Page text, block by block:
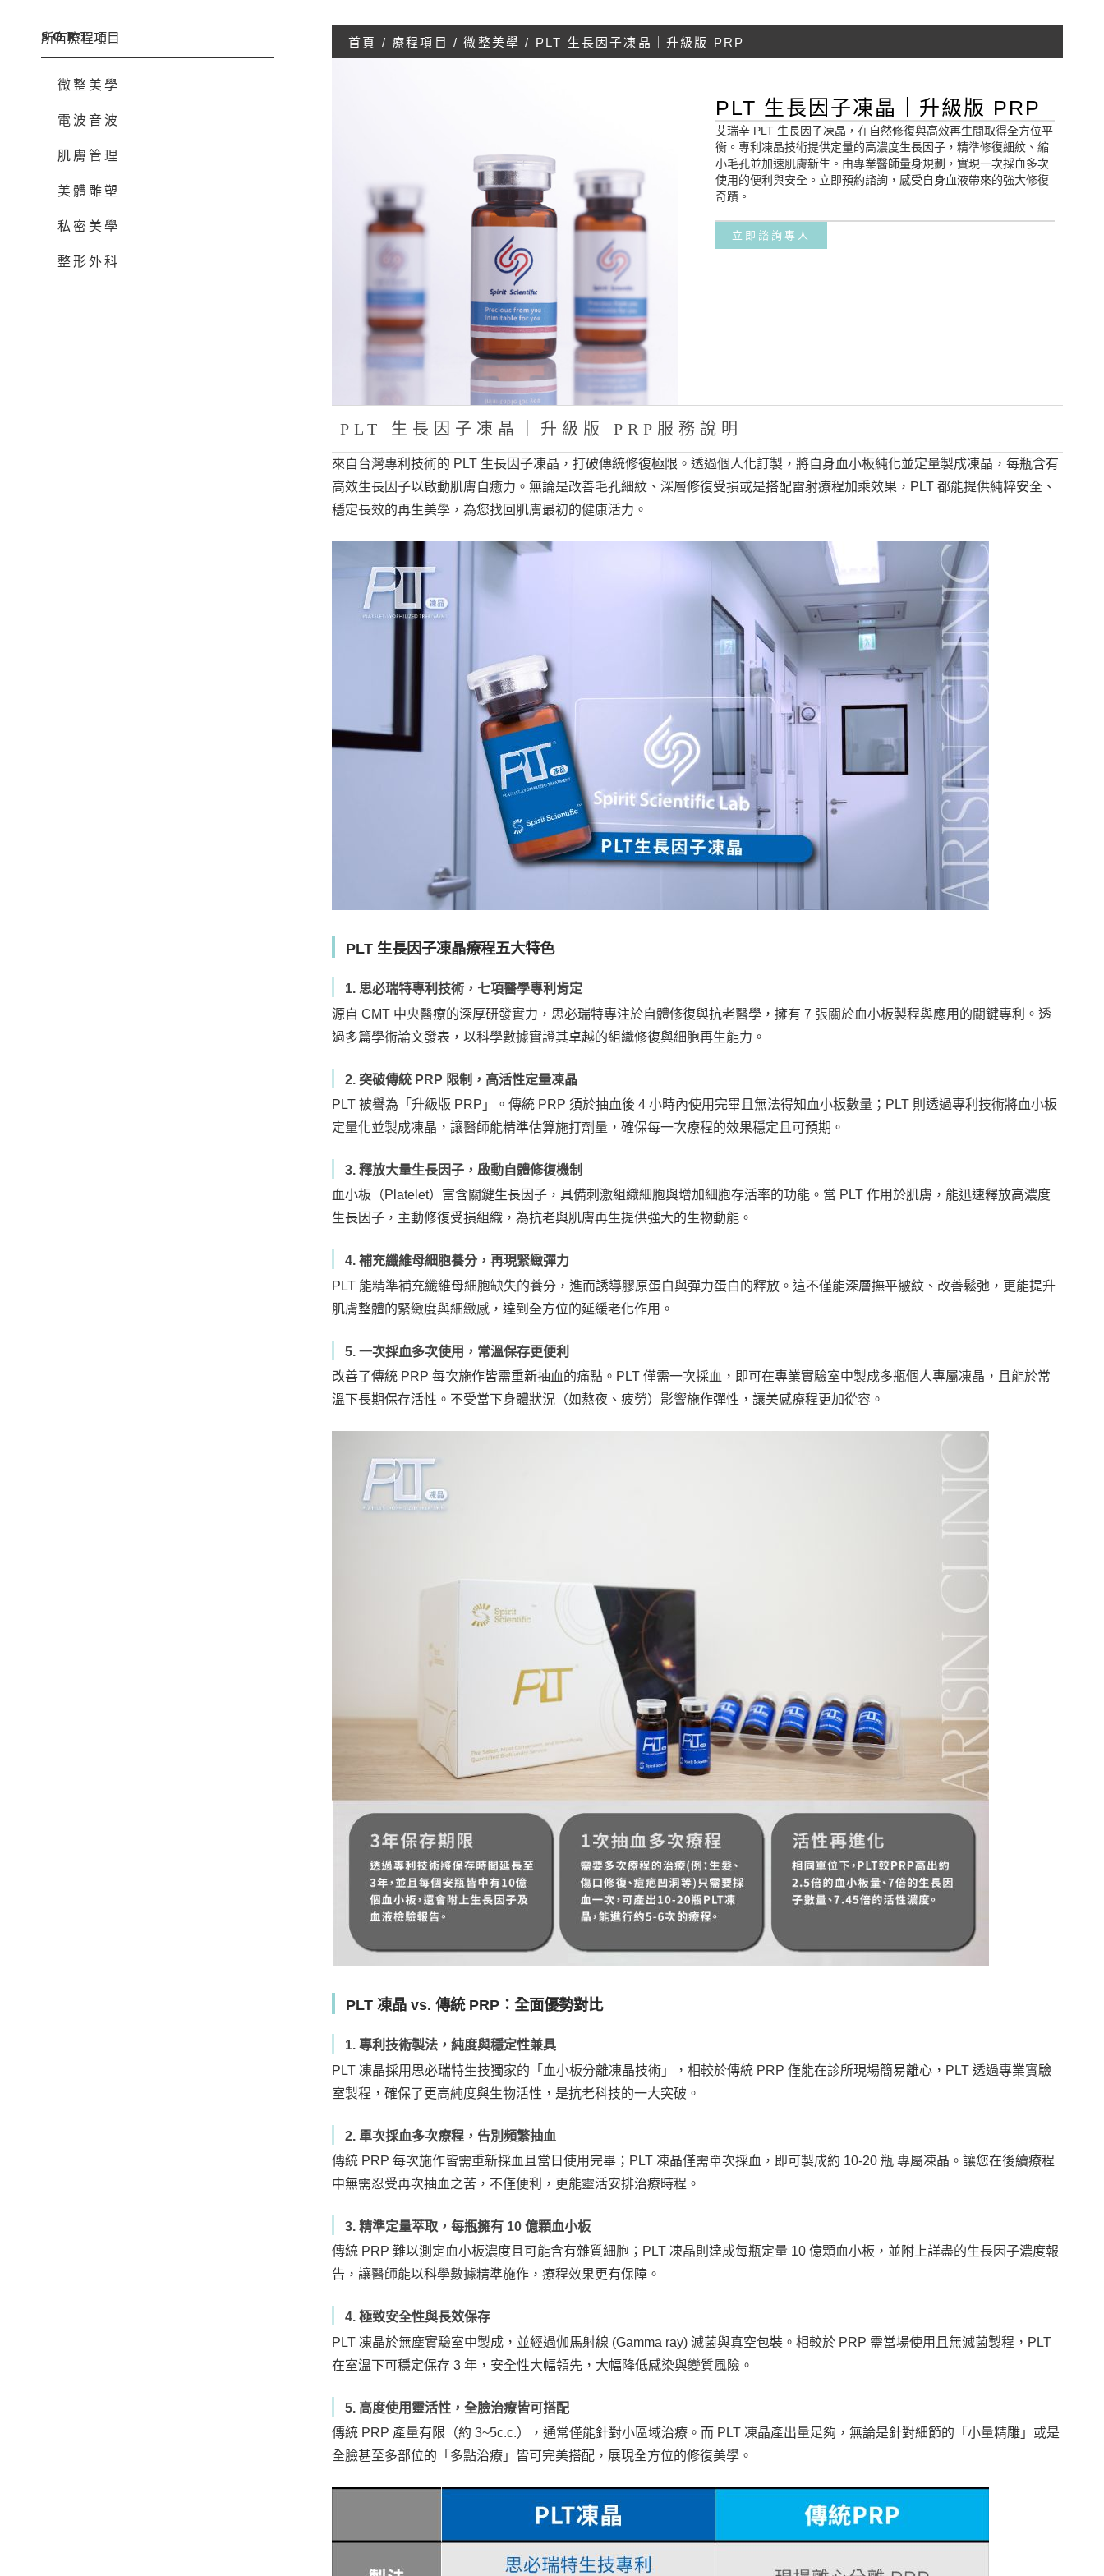
SORT|
所有療程項目
微整美學
電波音波
肌膚管理
美體雕塑
私密美學
整形外科
首頁 / 療程項目 /微整美學 / PLT 生長因子凍晶｜升級版 PRP
PLT 生長因子凍晶｜升級版 PRP
艾瑞辛 PLT 生長因子凍晶，在自然修復與高效再生間取得全方位平
衡。專利凍晶技術提供定量的高濃度生長因子，精準修復細紋、縮
小毛孔並加速肌膚新生。由專業醫師量身規劃，實現一次採血多次
使用的便利與安全。立即預約諮詢，感受自身血液帶來的強大修復
奇蹟。
立即諮詢專人
PLT 生長因子凍晶｜升級版 PRP服務說明
來自台灣專利技術的 PLT 生長因子凍晶，打破傳統修復極限。透過個人化訂製，將自身血小板純化並定量製成凍晶，每瓶含有
高效生長因子以啟動肌膚自癒力。無論是改善毛孔細紋、深層修復受損或是搭配雷射療程加乘效果，PLT 都能提供純粹安全、
穩定長效的再生美學，為您找回肌膚最初的健康活力。
PLT 生長因子凍晶療程五大特色
1. 思必瑞特專利技術，七項醫學專利肯定
源自 CMT 中央醫療的深厚研發實力，思必瑞特專注於自體修復與抗老醫學，擁有 7 張關於血小板製程與應用的關鍵專利。透
過多篇學術論文發表，以科學數據實證其卓越的組織修復與細胞再生能力。
2. 突破傳統 PRP 限制，高活性定量凍晶
PLT 被譽為「升級版 PRP」。傳統 PRP 須於抽血後 4 小時內使用完畢且無法得知血小板數量；PLT 則透過專利技術將血小板
定量化並製成凍晶，讓醫師能精準估算施打劑量，確保每一次療程的效果穩定且可預期。
3. 釋放大量生長因子，啟動自體修復機制
血小板（Platelet）富含關鍵生長因子，具備刺激組織細胞與增加細胞存活率的功能。當 PLT 作用於肌膚，能迅速釋放高濃度
生長因子，主動修復受損組織，為抗老與肌膚再生提供強大的生物動能。
4. 補充纖維母細胞養分，再現緊緻彈力
PLT 能精準補充纖維母細胞缺失的養分，進而誘導膠原蛋白與彈力蛋白的釋放。這不僅能深層撫平皺紋、改善鬆弛，更能提升
肌膚整體的緊緻度與細緻感，達到全方位的延緩老化作用。
5. 一次採血多次使用，常溫保存更便利
改善了傳統 PRP 每次施作皆需重新抽血的痛點。PLT 僅需一次採血，即可在專業實驗室中製成多瓶個人專屬凍晶，且能於常
溫下長期保存活性。不受當下身體狀況（如熬夜、疲勞）影響施作彈性，讓美感療程更加從容。
PLT 凍晶 vs. 傳統 PRP：全面優勢對比
1. 專利技術製法，純度與穩定性兼具
PLT 凍晶採用思必瑞特生技獨家的「血小板分離凍晶技術」，相較於傳統 PRP 僅能在診所現場簡易離心，PLT 透過專業實驗
室製程，確保了更高純度與生物活性，是抗老科技的一大突破。
2. 單次採血多次療程，告別頻繁抽血
傳統 PRP 每次施作皆需重新採血且當日使用完畢；PLT 凍晶僅需單次採血，即可製成約 10-20 瓶 專屬凍晶。讓您在後續療程
中無需忍受再次抽血之苦，不僅便利，更能靈活安排治療時程。
3. 精準定量萃取，每瓶擁有 10 億顆血小板
傳統 PRP 難以測定血小板濃度且可能含有雜質細胞；PLT 凍晶則達成每瓶定量 10 億顆血小板，並附上詳盡的生長因子濃度報
告，讓醫師能以科學數據精準施作，療程效果更有保障。
4. 極致安全性與長效保存
PLT 凍晶於無塵實驗室中製成，並經過伽馬射線 (Gamma ray) 滅菌與真空包裝。相較於 PRP 需當場使用且無滅菌製程，PLT
在室溫下可穩定保存 3 年，安全性大幅領先，大幅降低感染與變質風險。
5. 高度使用靈活性，全臉治療皆可搭配
傳統 PRP 產量有限（約 3~5c.c.），通常僅能針對小區域治療。而 PLT 凍晶產出量足夠，無論是針對細節的「小量精雕」或是
全臉甚至多部位的「多點治療」皆可完美搭配，展現全方位的修復美學。